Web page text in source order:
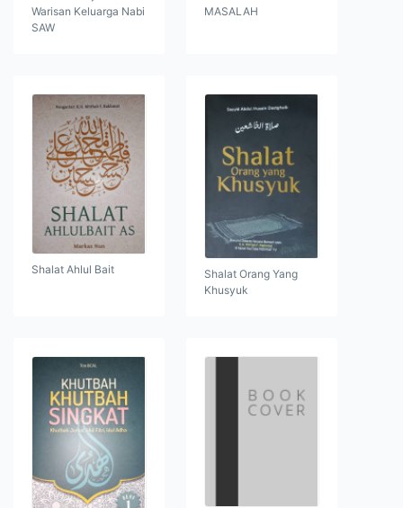
Warisan Keluarga Nabi
SAW
MASALAH
Shalat Ahlul Bait
Shalat Orang Yang
Khusyuk